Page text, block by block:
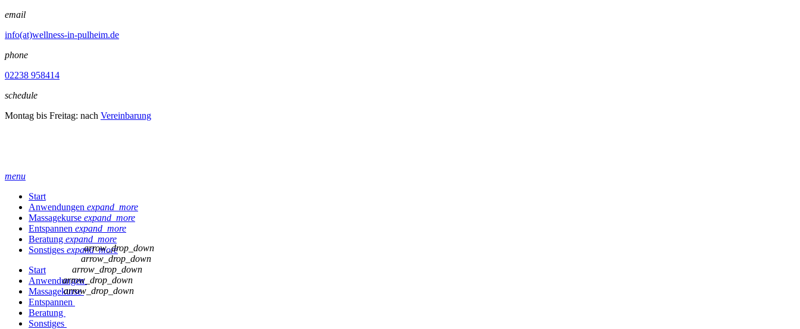
email
info(at)wellness-in-pulheim.de
phone
02238 958414
schedule
Montag bis Freitag: nach Vereinbarung
menu
Start
Anwendungen expand_more
Massagekurse expand_more
Entspannen expand_more
Beratung expand_more
Sonstiges expand_more
Start
Anwendungen
arrow_drop_down
Massagekurse
arrow_drop_down
Entspannen
arrow_drop_down
Beratung
arrow_drop_down
Sonstiges
arrow_drop_down